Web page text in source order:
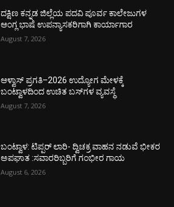
ದಕ್ಷಿಣ ಕನ್ನಡ ಜಿಲ್ಲೆಯ ಪದವಿ ಪೂರ್ವ ಕಾಲೇಜುಗಳ
ಆಂಗ್ಲ ಭಾಷೆ ಉಪನ್ಯಾಸಕರಿಗಾಗಿ ಕಾರ್ಯಾಗಾರ
August 7, 2026
ಆಳ್ವಾಸ್ ಪ್ರಗತಿ–2026 ಉದ್ಯೋಗ ಮೇಳಕ್ಕೆ
ಬಂಟ್ವಾಳದಿಂದ ಉಚಿತ ಬಸ್‌ಗಳ ವ್ಯವಸ್ಥೆ
August 7, 2026
ಬಂಟ್ವಾಳ: ಟಿಪ್ಪರ್ ಲಾರಿ- ದ್ವಿಚಕ್ರ ವಾಹನ ನಡುವೆ ಭೀಕರ
ಅಪಘಾತ :ಸವಾರರಿಬ್ಬರಿಗೆ ಗಂಭೀರ ಗಾಯ
August 6, 2026